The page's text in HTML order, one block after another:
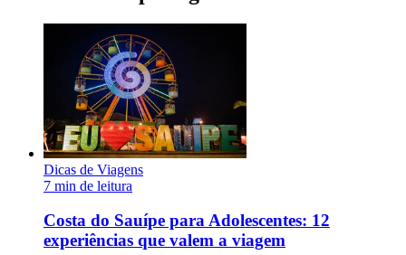
Dicas de Viagens
7 min de leitura
Costa do Sauípe para Adolescentes: 12
experiências que valem a viagem